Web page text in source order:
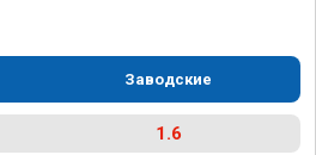
Заводские
1.6